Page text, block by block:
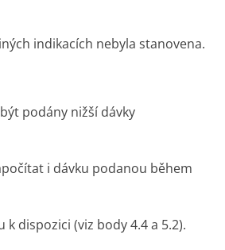
indikacích nebyla stanovena.
podány nižší dávky
i dávku podanou během
dispozici (viz body 4.4 a 5.2).